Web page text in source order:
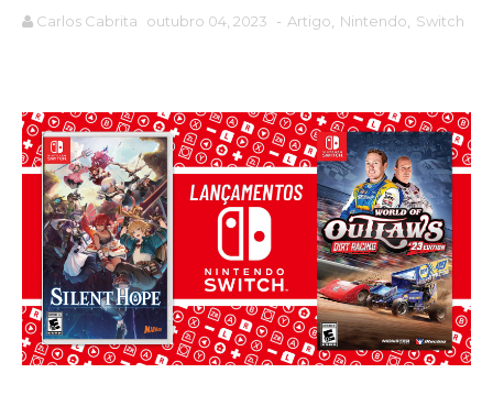
Carlos Cabrita outubro 04, 2023 - Artigo Nintendo Switch